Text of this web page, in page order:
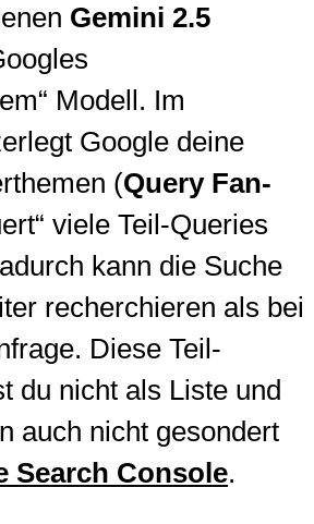
Gemini 2.5
Modell. Im
Google deine
(Query Fan-
viele Teil-Queries
kann die Suche
recherchieren als bei
Diese Teil-
du nicht als Liste und
auch nicht gesondert
Search Console.